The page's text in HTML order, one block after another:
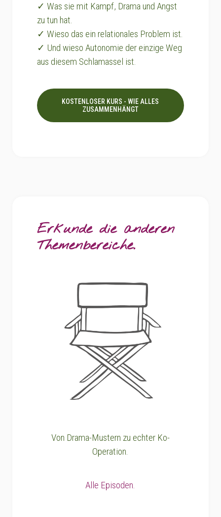
✓ Was sie mit Kampf, Drama und Angst
zu tun hat.
✓ Wieso das ein relationales Problem ist.
✓ Und wieso Autonomie der einzige Weg
aus diesem Schlamassel ist.
KOSTENLOSER KURS - WIE ALLES
ZUSAMMENHÄNGT
Erkunde die anderen
Themenbereiche.
Von Drama-Mustern zu echter Ko-
Operation.
Alle Episoden.